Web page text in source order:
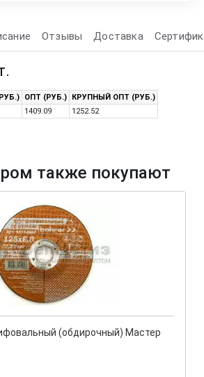
Отзывы Доставка
ОПТ (РУБ.)
КРУПНЫЙ ОПТ (РУБ.)
1409.09 1252.52
также покупают
(обдирочный) Мастер